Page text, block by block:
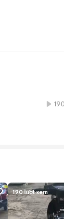
190
190lượt xem